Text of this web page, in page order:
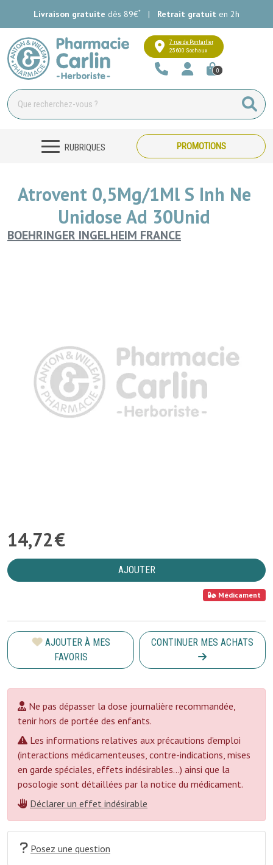
Livraison gratuite dès 89€* | Retrait gratuit en 2h
Pharmacie Carlin Votre
7 rue de Pontarlier
25600 Sochaux
0
RUBRIQUES PROMOTIONS
Atrovent 0,5Mg/1Ml S Inh Ne
Unidose Ad 30Unid
BOEHRINGER INGELHEIM FRANCE
14,72€
AJOUTER
Médicament
AJOUTER À MES
FAVORIS
CONTINUER MES ACHATS
Ne pas dépasser la dose journalière recommandée,
tenir hors de portée des enfants.
Les informations relatives aux précautions d’emploi
(interactions médicamenteuses, contre-indications, mises
en garde spéciales, effets indésirables...) ainsi que la
posologie sont détaillées par la notice du médicament.
Déclarer un effet indésirable
Posez une question